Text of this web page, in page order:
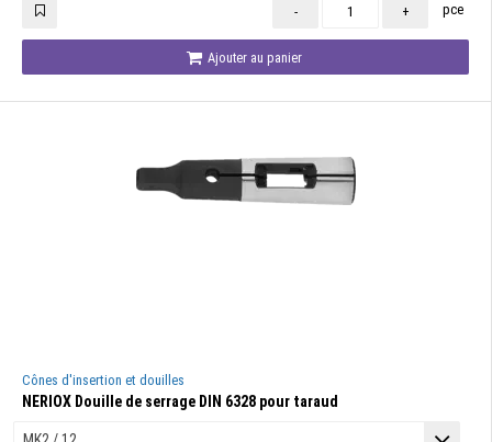
- + pce
Ajouter au panier
Cônes d'insertion et douilles
NERIOX Douille de serrage DIN 6328 pour taraud